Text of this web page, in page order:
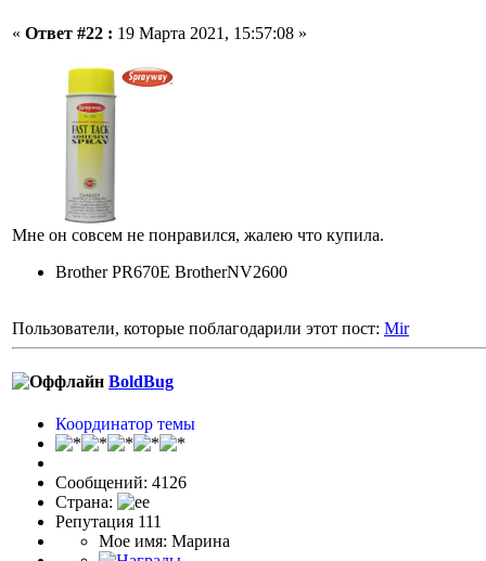
« Ответ #22 : 19 Марта 2021, 15:57:08 »
Мне он совсем не понравился, жалею что купила.
Brother PR670E BrotherNV2600
Пользователи, которые поблагодарили этот пост: Mir
BoldBug
Координатор темы
Сообщений: 4126
Страна:
Репутация 111
Мое имя: Марина